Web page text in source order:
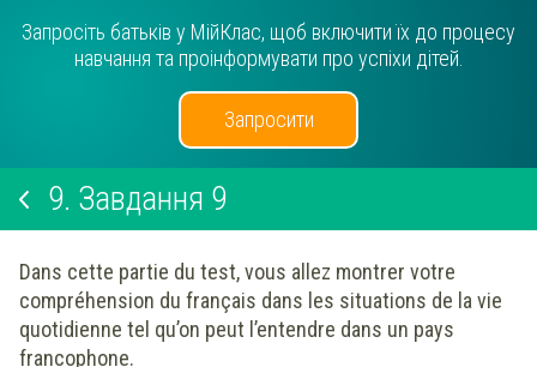
Запросіть батьків у МійКлас, щоб включити їх до процесу
навчання та проінформувати про успіхи дітей.
Запросити
9. Завдання 9
Dans cette partie du test, vous allez montrer votre
compréhension du français dans les situations de la vie
quotidienne tel qu’on peut l’entendre dans un pays
francophone.